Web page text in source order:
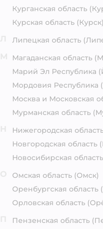
Курганская область
Курская область (Курск)
Липецкая область
Магаданская область
Марий Эл Республика
Мордовия Республика
Москва и Московская
Мурманская область
Нижегородская
Новгородская область
Новосибирская область
Омская область (Омск)
Оренбургская область
Орловская область
Пензенская область